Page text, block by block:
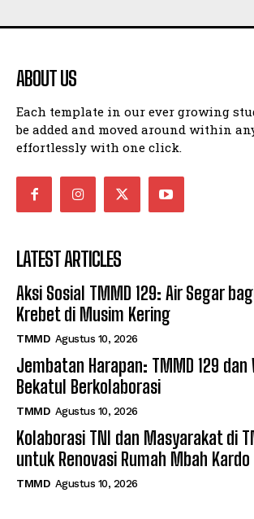
ABOUT US
Each template in our ever growing
be added and moved around within
effortlessly with one click.
LATEST ARTICLES
Aksi Sosial TMMD 129: Air Segar
Krebet di Musim Kering
TMMD Agustus 10, 2026
Jembatan Harapan: TMMD 129 dan
Bekatul Berkolaborasi
TMMD Agustus 10, 2026
Kolaborasi TNI dan Masyarakat di
untuk Renovasi Rumah Mbah Kardo
TMMD Agustus 10, 2026